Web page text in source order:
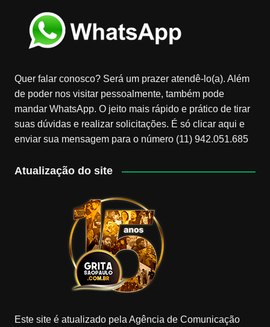
Quer falar conosco? Será um prazer atendê-lo(a). Além
de poder nos visitar pessoalmente, também pode
mandar WhatsApp. O jeito mais rápido e prático de tirar
suas dúvidas e realizar solicitações. É só clicar aqui e
enviar sua mensagem para o número (11) 942.051.685
Atualização do site
Este site é atualizado pela Agência de Comunicação